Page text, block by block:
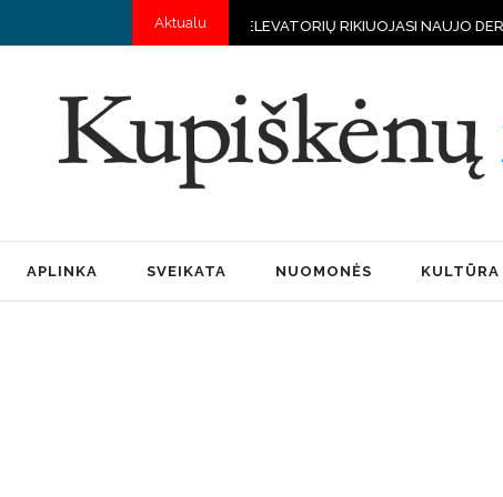
Aktualu
PRIE ELEVATORIŲ RIKIUOJASI NAUJO DERLIAUS VILKSTINĖS
APLINKA SVEIKATA NUOMONĖS KULTŪRA